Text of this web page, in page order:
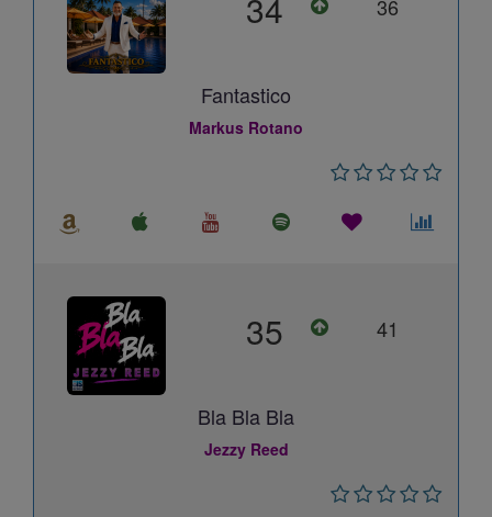
36
Fantastico
Markus Rotano
35 41
Bla Bla Bla
Jezzy Reed